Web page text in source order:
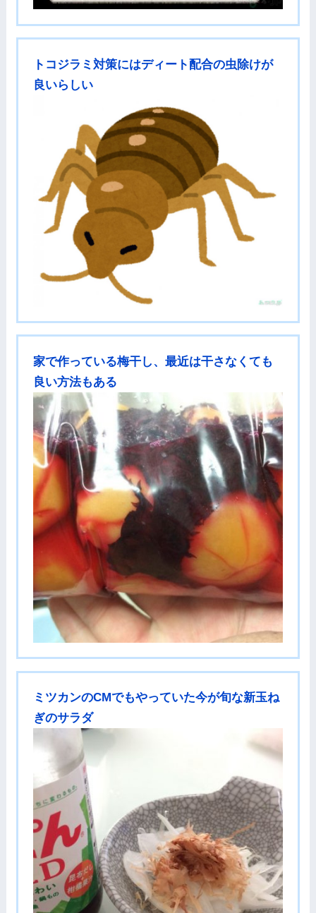
トコジラミ対策にはディート配合の虫除けが
良いらしい
家で作っている梅干し、最近は干さなくても
良い方法もある
ミツカンのCMでもやっていた今が旬な新玉ね
ぎのサラダ